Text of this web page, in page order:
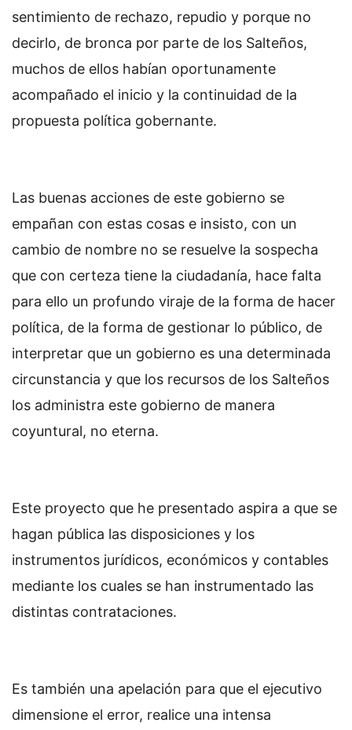
sentimiento de rechazo, repudio y porque no
decirlo, de bronca por parte de los Salteños,
muchos de ellos habían oportunamente
acompañado el inicio y la continuidad de la
propuesta política gobernante.
Las buenas acciones de este gobierno se
empañan con estas cosas e insisto, con un
cambio de nombre no se resuelve la sospecha
que con certeza tiene la ciudadanía, hace falta
para ello un profundo viraje de la forma de hacer
política, de la forma de gestionar lo público, de
interpretar que un gobierno es una determinada
circunstancia y que los recursos de los Salteños
los administra este gobierno de manera
coyuntural, no eterna.
Este proyecto que he presentado aspira a que se
hagan pública las disposiciones y los
instrumentos jurídicos, económicos y contables
mediante los cuales se han instrumentado las
distintas contrataciones.
Es también una apelación para que el ejecutivo
dimensione el error, realice una intensa